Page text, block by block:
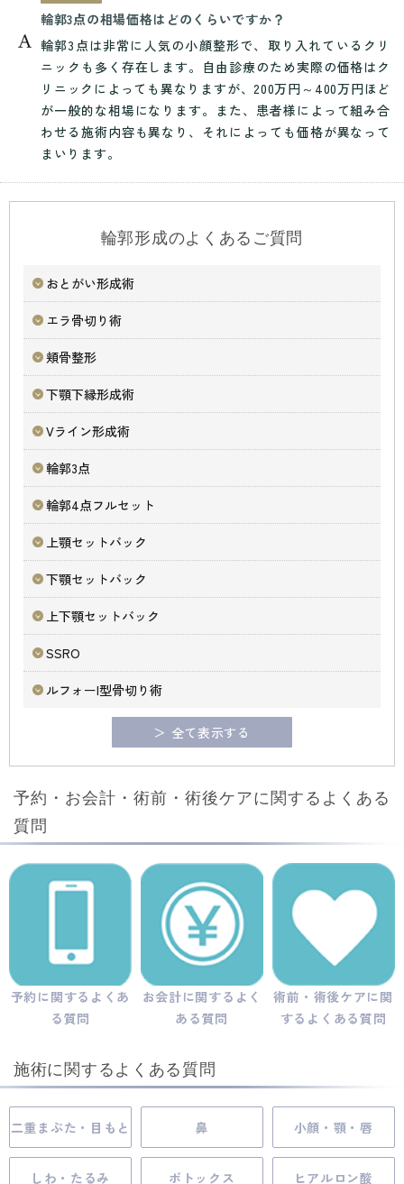
輪郭3点の相場価格はどのくらいですか？
輪郭3点は非常に人気の小顔整形で、取り入れているクリ
ニックも多く存在します。自由診療のため実際の価格はク
リニックによっても異なりますが、200万円～400万円ほど
が一般的な相場になります。また、患者様によって組み合
わせる施術内容も異なり、それによっても価格が異なって
まいります。
輪郭形成のよくあるご質問
おとがい形成術
エラ骨切り術
頬骨整形
下顎下縁形成術
Vライン形成術
輪郭3点
輪郭4点フルセット
上顎セットバック
下顎セットバック
上下顎セットバック
SSRO
ルフォーI型骨切り術
＞ 全て表示する
予約・お会計・術前・術後ケアに関するよくある
質問
予約に関するよくあ
る質問
お会計に関するよく
ある質問
術前・術後ケアに関
するよくある質問
施術に関するよくある質問
二重まぶた・目もと 鼻 小顔・顎・唇
しわ・たるみ ボトックス ヒアルロン酸